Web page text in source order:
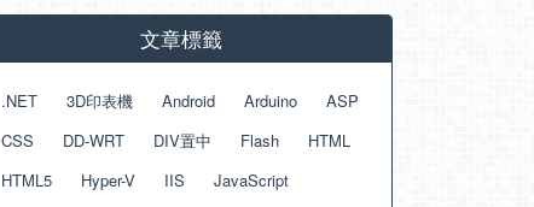
文章標籤
.NET 3D印表機 Android Arduino
ASP
CSS
DD-WRT DIV置中 Flash
HTML
HTML5
Hyper-V IIS
JavaScript